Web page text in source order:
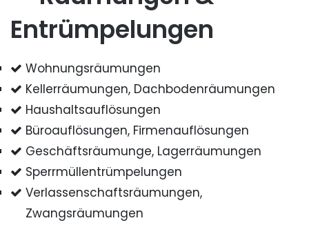
Entrümpelungen
Wohnungsräumungen
Kellerräumungen, Dachbodenräumungen
Haushaltsauflösungen
Büroauflösungen, Firmenauflösungen
Geschäftsräumunge, Lagerräumungen
Sperrmüllentrümpelungen
Verlassenschaftsräumungen,
Zwangsräumungen